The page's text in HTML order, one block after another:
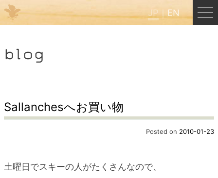
JP EN
HOME
くまのバックパッカーズ
blog
Sallanchesへお買い物
Posted on 2010-01-23
土曜日でスキーの人がたくさんなので、